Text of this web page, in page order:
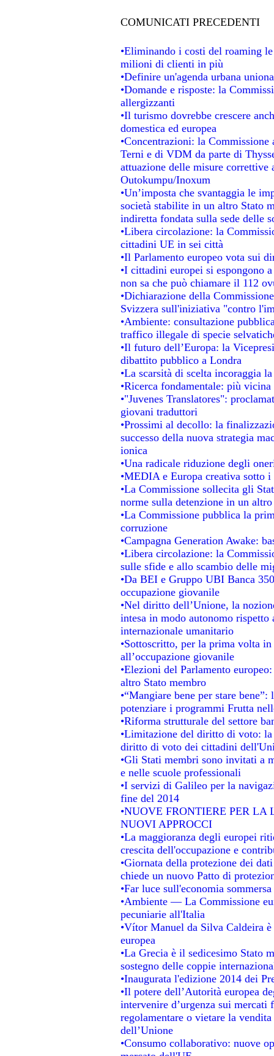
COMUNICATI PRECEDENTI
•Eliminando i costi del roaming
milioni di clienti in più
•Definire un'agenda urbana
•Domande e risposte: la
allergizzanti
•Il turismo dovrebbe crescere
domestica ed europea
•Concentrazioni: la
Terni e di VDM da parte di
attuazione delle misure correttive
Outokumpu/Inoxum
•Un’imposta che svantaggia le
società stabilite in un altro Stato
indiretta fondata sulla sede delle
•Libera circolazione: la
cittadini UE in sei città
•Il Parlamento europeo vota sui
•I cittadini europei si espongono
non sa che può chiamare il 112
•Dichiarazione della
Svizzera sull'iniziativa "contro
•Ambiente: consultazione
traffico illegale di specie
•Il futuro dell’Europa: la
dibattito pubblico a Londra
•La scarsità di scelta incoraggia
•Ricerca fondamentale: più
•"Juvenes Translatores":
giovani traduttori
•Prossimi al decollo: la
successo della nuova strategia
ionica
•Una radicale riduzione degli
•MEDIA e Europa creativa sotto
•La Commissione sollecita gli
norme sulla detenzione in un altro
•La Commissione pubblica la
corruzione
•Campagna Generation Awake:
•Libera circolazione: la
sulle sfide e allo scambio delle
•Da BEI e Gruppo UBI Banca
occupazione giovanile
•Nel diritto dell’Unione, la
intesa in modo autonomo
internazionale umanitario
•Sottoscritto, per la prima volta
all’occupazione giovanile
•Elezioni del Parlamento
altro Stato membro
•“Mangiare bene per stare
potenziare i programmi Frutta
•Riforma strutturale del settore
•Limitazione del diritto di voto:
diritto di voto dei cittadini
•Gli Stati membri sono invitati a
e nelle scuole professionali
•I servizi di Galileo per la
fine del 2014
•NUOVE FRONTIERE PER
NUOVI APPROCCI
•La maggioranza degli europei
crescita dell'occupazione e
•Giornata della protezione dei
chiede un nuovo Patto di
•Far luce sull'economia
•Ambiente — La Commissione
pecuniarie all'Italia
•Vítor Manuel da Silva Caldeira
europea
•La Grecia è il sedicesimo Stato
sostegno delle coppie
•Inaugurata l'edizione 2014 dei
•Il potere dell’Autorità europea
intervenire d’urgenza sui
regolamentare o vietare la
dell’Unione
•Consumo collaborativo: nuove